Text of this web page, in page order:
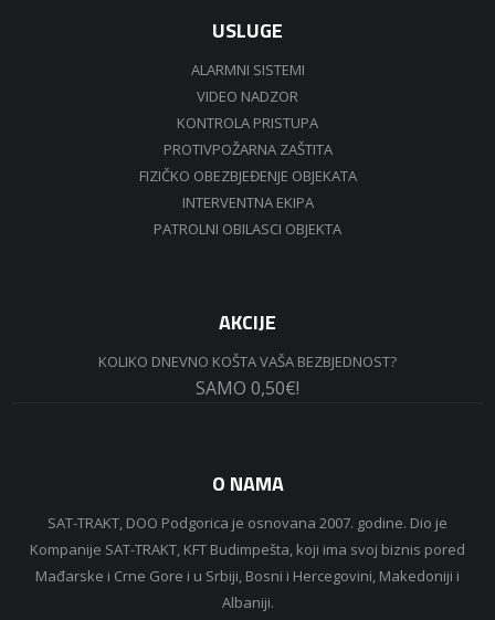
USLUGE
ALARMNI SISTEMI
VIDEO NADZOR
KONTROLA PRISTUPA
PROTIVPOŽARNA ZAŠTITA
FIZIČKO OBEZBJEĐENJE OBJEKATA
INTERVENTNA EKIPA
PATROLNI OBILASCI OBJEKTA
AKCIJE
KOLIKO DNEVNO KOŠTA VAŠA BEZBJEDNOST?
SAMO 0,50€!
O NAMA
SAT-TRAKT, DOO Podgorica je osnovana 2007. godine. Dio je
Kompanije SAT-TRAKT, KFT Budimpešta, koji ima svoj biznis pored
Mađarske i Crne Gore i u Srbiji, Bosni i Hercegovini, Makedoniji i
Albaniji.